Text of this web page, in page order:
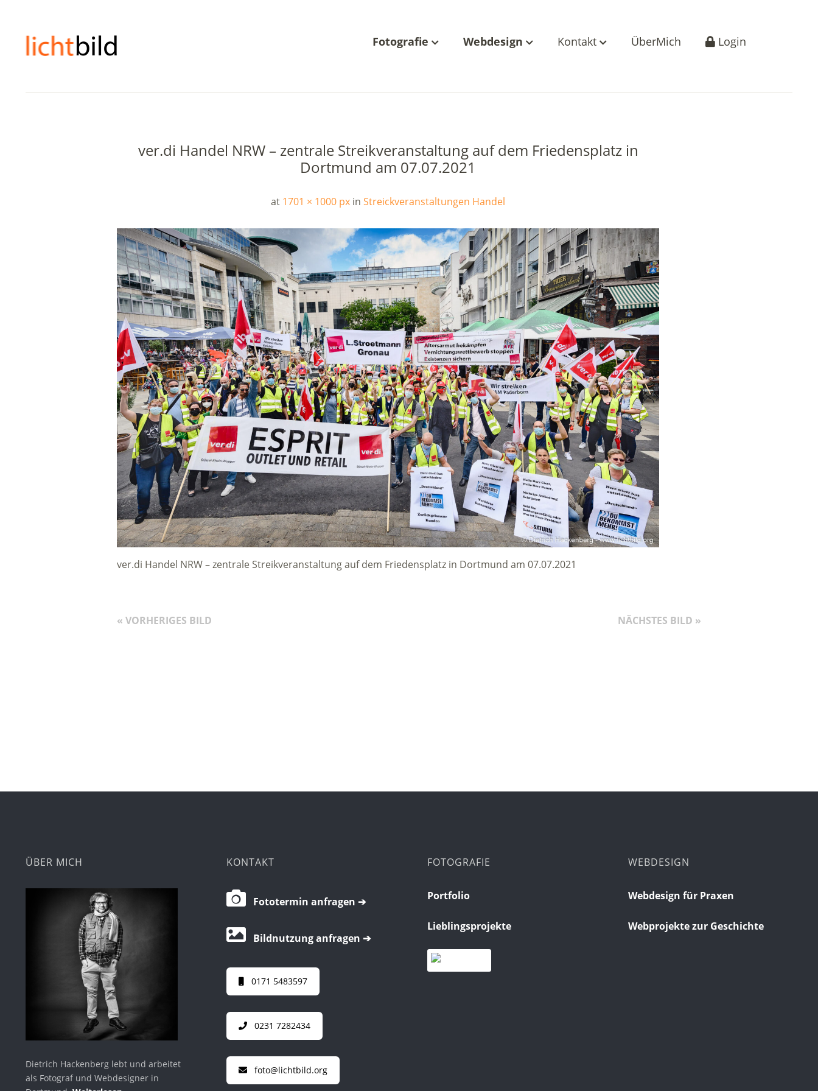
Fotografie Webdesign Kontakt ÜberMich Login
ver.di Handel NRW – zentrale Streikveranstaltung auf dem Friedensplatz in
Dortmund am 07.07.2021
at 1701 × 1000 px inStreickveranstaltungen Handel
ver.di Handel NRW – zentrale Streikveranstaltung auf dem Friedensplatz in Dortmund am 07.07.2021
« VORHERIGES BILD NÄCHSTES BILD »
ÜBER MICH
Dietrich Hackenberg lebt und arbeitet
als Fotograf und Webdesigner in
KONTAKT
Fototermin anfragen ➔
Bildnutzung anfragen ➔
0171 5483597
0231 7282434
foto@lichtbild.org
FOTOGRAFIE
Portfolio
Lieblingsprojekte
WEBDESIGN
Webdesign für Praxen
Webprojekte zur Geschichte